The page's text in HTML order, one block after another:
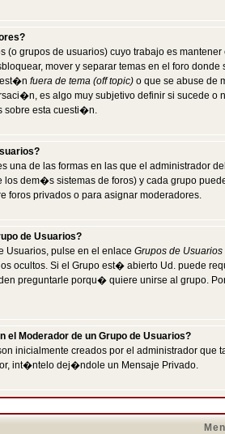
(o grupos de usuarios) cuyo trabajo es
mover y separar temas en el foro
fuera de tema (off topic) o que se abuse de
es algo muy subjetivo definir si sucede
sobre esta cuesti�n.
una de las formas en las que el administrador
dem�s sistemas de foros) y cada grupo
foros privados o para asignar moderadores.
de Usuarios?
Usuarios, pulse en el enlace Grupos de Usuarios
ocultos. Si el Grupo est� abierto Ud. puede
preguntarle porqu� quiere unirse al grupo.
Moderador de un Grupo de Usuarios?
inicialmente creados por el administrador
int�ntelo dej�ndole un Mensaje Privado.